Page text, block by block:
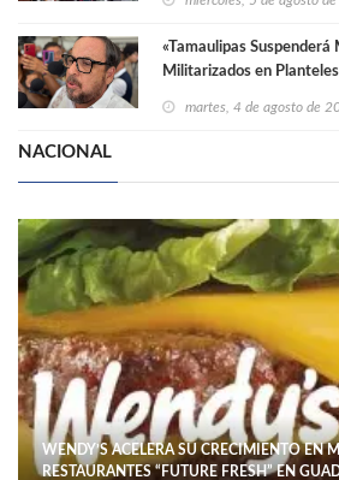
«Tamaulipas Suspenderá
Militarizados en
martes, 4 de agosto de
NACIONAL
WENDY’S ACELERA SU CRECIMIENTO EN
RESTAURANTES “FUTURE FRESH” EN